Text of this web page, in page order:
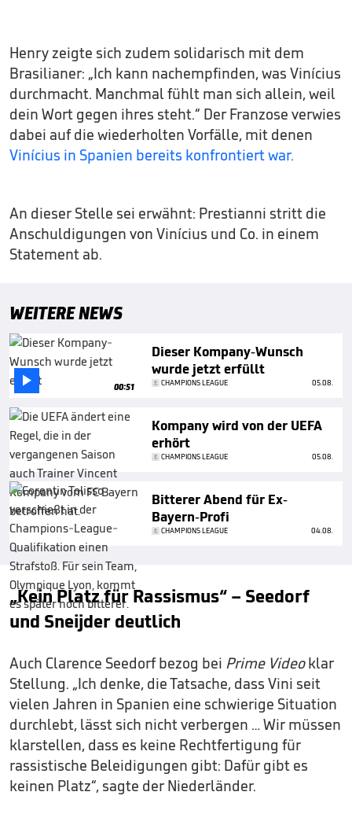
Henry zeigte sich zudem solidarisch mit dem
Brasilianer: „Ich kann nachempfinden, was Vinícius
durchmacht. Manchmal fühlt man sich allein, weil
dein Wort gegen ihres steht.“ Der Franzose verwies
dabei auf die wiederholten Vorfälle, mit denen
Vinícius in Spanien bereits konfrontiert war.
An dieser Stelle sei erwähnt: Prestianni stritt die
Anschuldigungen von Vinícius und Co. in einem
Statement ab.
WEITERE NEWS
 00:51
Dieser Kompany-Wunsch
wurde jetzt erfüllt
CHAMPIONS LEAGUE 05.08.
Kompany wird von der UEFA
erhört
CHAMPIONS LEAGUE 05.08.
Bitterer Abend für Ex-
Bayern-Profi
CHAMPIONS LEAGUE 04.08.
„Kein Platz für Rassismus“ – Seedorf
und Sneijder deutlich
Auch Clarence Seedorf bezog bei Prime Videoklar
Stellung. „Ich denke, die Tatsache, dass Vini seit
vielen Jahren in Spanien eine schwierige Situation
durchlebt, lässt sich nicht verbergen … Wir müssen
klarstellen, dass es keine Rechtfertigung für
rassistische Beleidigungen gibt: Dafür gibt es
keinen Platz“, sagte der Niederländer.